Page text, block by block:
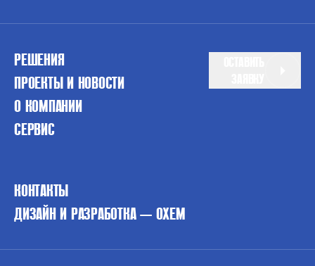
РЕШЕНИЯ
ПРОЕКТЫ И НОВОСТИ
О КОМПАНИИ
СЕРВИС
КОНТАКТЫ
ДИЗАЙН И РАЗРАБОТКА — OXEM